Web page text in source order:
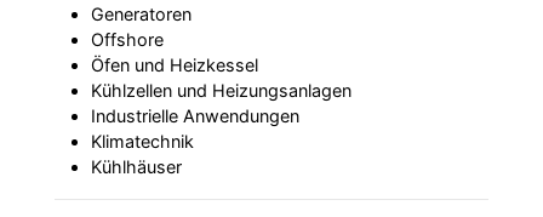
Generatoren
Offshore
Öfen und Heizkessel
Kühlzellen und Heizungsanlagen
Industrielle Anwendungen
Klimatechnik
Kühlhäuser